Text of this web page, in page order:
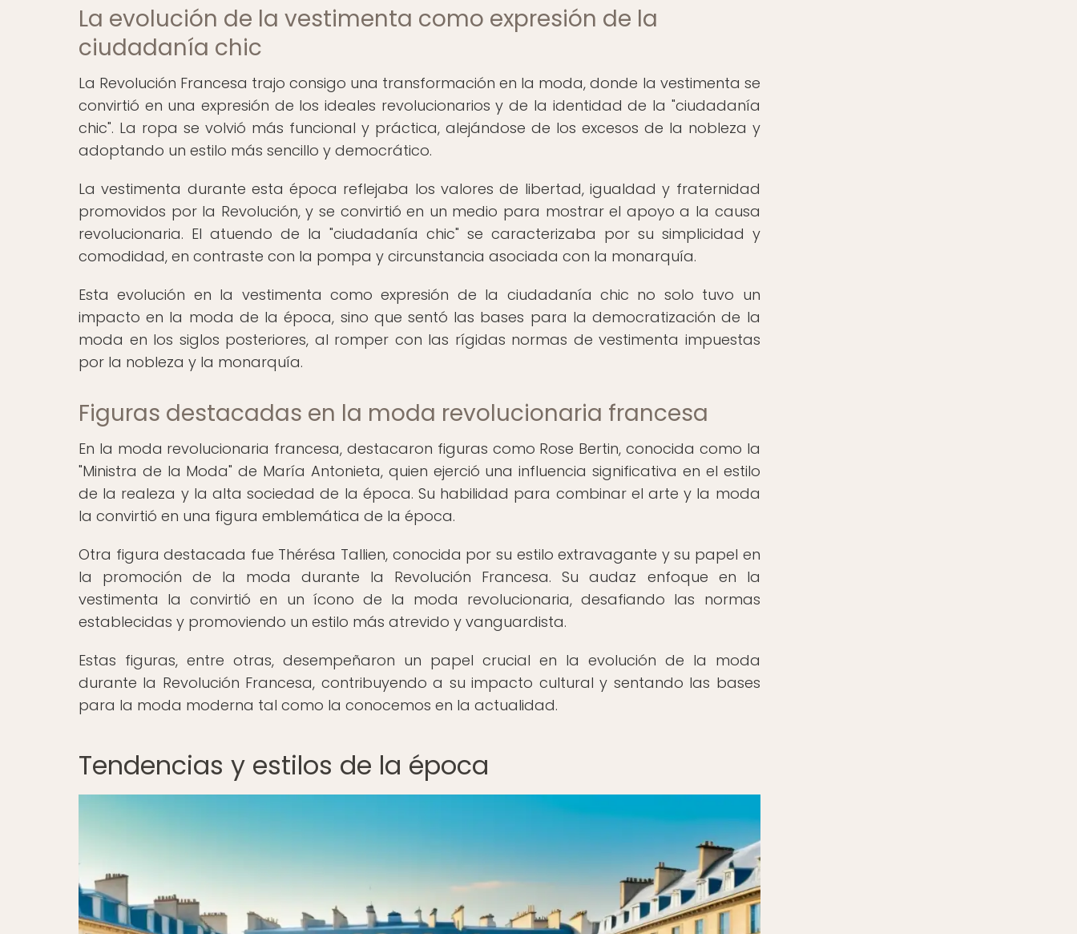
La evolución de la vestimenta como expresión de la
ciudadanía chic
La Revolución Francesa trajo consigo una transformación en la moda, donde la vestimenta se
convirtió en una expresión de los ideales revolucionarios y de la identidad de la "ciudadanía
chic". La ropa se volvió más funcional y práctica, alejándose de los excesos de la nobleza y
adoptando un estilo más sencillo y democrático.
La vestimenta durante esta época reflejaba los valores de libertad, igualdad y fraternidad
promovidos por la Revolución, y se convirtió en un medio para mostrar el apoyo a la causa
revolucionaria. El atuendo de la "ciudadanía chic" se caracterizaba por su simplicidad y
comodidad, en contraste con la pompa y circunstancia asociada con la monarquía.
Esta evolución en la vestimenta como expresión de la ciudadanía chic no solo tuvo un
impacto en la moda de la época, sino que sentó las bases para la democratización de la
moda en los siglos posteriores, al romper con las rígidas normas de vestimenta impuestas
por la nobleza y la monarquía.
Figuras destacadas en la moda revolucionaria francesa
En la moda revolucionaria francesa, destacaron figuras como Rose Bertin, conocida como la
"Ministra de la Moda" de María Antonieta, quien ejerció una influencia significativa en el estilo
de la realeza y la alta sociedad de la época. Su habilidad para combinar el arte y la moda
la convirtió en una figura emblemática de la época.
Otra figura destacada fue Thérésa Tallien, conocida por su estilo extravagante y su papel en
la promoción de la moda durante la Revolución Francesa. Su audaz enfoque en la
vestimenta la convirtió en un ícono de la moda revolucionaria, desafiando las normas
establecidas y promoviendo un estilo más atrevido y vanguardista.
Estas figuras, entre otras, desempeñaron un papel crucial en la evolución de la moda
durante la Revolución Francesa, contribuyendo a su impacto cultural y sentando las bases
para la moda moderna tal como la conocemos en la actualidad.
Tendencias y estilos de la época